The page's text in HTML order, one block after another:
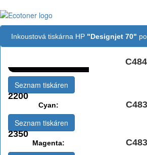
Inkoustová tiskárna HP "Designjet 70"
2200
Seznam tiskáren
Cyan:
2350
Seznam tiskáren
Magenta: